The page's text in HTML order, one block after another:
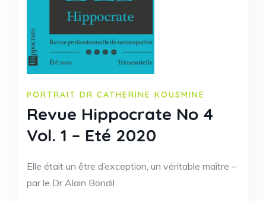
PORTRAIT DR CATHERINE KOUSMINE
Revue Hippocrate No 4
Vol. 1 – Eté 2020
Elle était un être d’exception, un véritable maître –
par le Dr Alain Bondil